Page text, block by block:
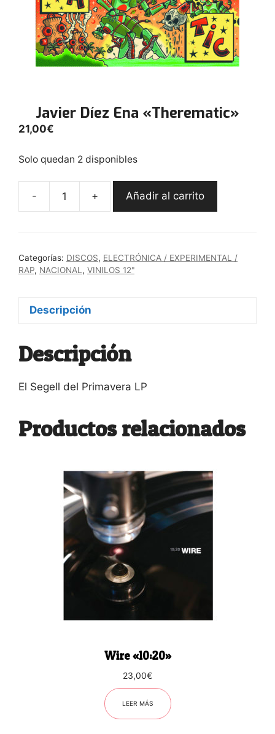
Javier Díez Ena «Therematic»
21,00€
Solo quedan 2 disponibles
-
Javier
Ena
cantidad
+ Añadir al carrito
Categorías: DISCOS, ELECTRÓNICA / EXPERIMENTAL /
RAP, NACIONAL , VINILOS 12"
Descripción
Descripción
El Segell del Primavera LP
Productos relacionados
Wire «10:20»
23,00€
LEER MÁS